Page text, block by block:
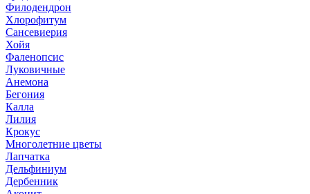
Филодендрон
Хлорофитум
Сансевиерия
Хойя
Фаленопсис
Луковичные
Анемона
Бегония
Калла
Лилия
Крокус
Многолетние цветы
Лапчатка
Дельфиниум
Дербенник